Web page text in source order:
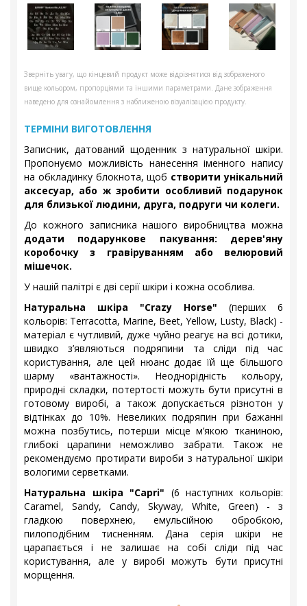
Зверніть увагу, що кінцевий продукт може відрізнятися від зображеного
вище кольором, пропорціями та іншими параметрами. Дане зображення
наведено для ознайомлення з наближеною візуалізацією продукту.
ТЕРМІНИ ВИГОТОВЛЕННЯ
Записник, датований щоденник з натуральної шкіри.
Пропонуємо можливість нанесення іменного напису
на обкладинку блокнота, щоб створити унікальний
аксесуар, або ж зробити особливий подарунок
для близької людини, друга, подруги чи колеги.
До кожного записника нашого виробництва можна
додати подарункове пакування: дерев'яну
коробочку з гравіруванням або велюровий
мішечок.
У нашій палітрі є дві серії шкіри і кожна особлива.
Натуральна шкіра "Crazy Horse" (перших 6
кольорів: Terracotta, Marine, Beet, Yellow, Lusty, Black) -
матеріал є чутливий, дуже чуйно реагує на всі дотики,
швидко з’являються подряпини та сліди під час
користування, але цей нюанс додає їй ще більшого
шарму «вантажності». Неоднорідність кольору,
природні складки, потертості можуть бути присутні в
готовому виробі, а також допускається різнотон у
відтінках до 10%. Невеликих подряпин при бажанні
можна позбутись, потерши місце м’якою тканиною,
глибокі царапини неможливо забрати. Також не
рекомендуємо протирати вироби з натуральної шкіри
вологими серветками.
Натуральна шкіра "Capri" (6 наступних кольорів:
Caramel, Sandy, Candy, Skyway, White, Green) - з
гладкою поверхнею, емульсійною обробкою,
пилоподібним тисненням. Дана серія шкіри не
царапається і не залишає на собі сліди під час
користування, але у виробі можуть бути присутні
морщення.